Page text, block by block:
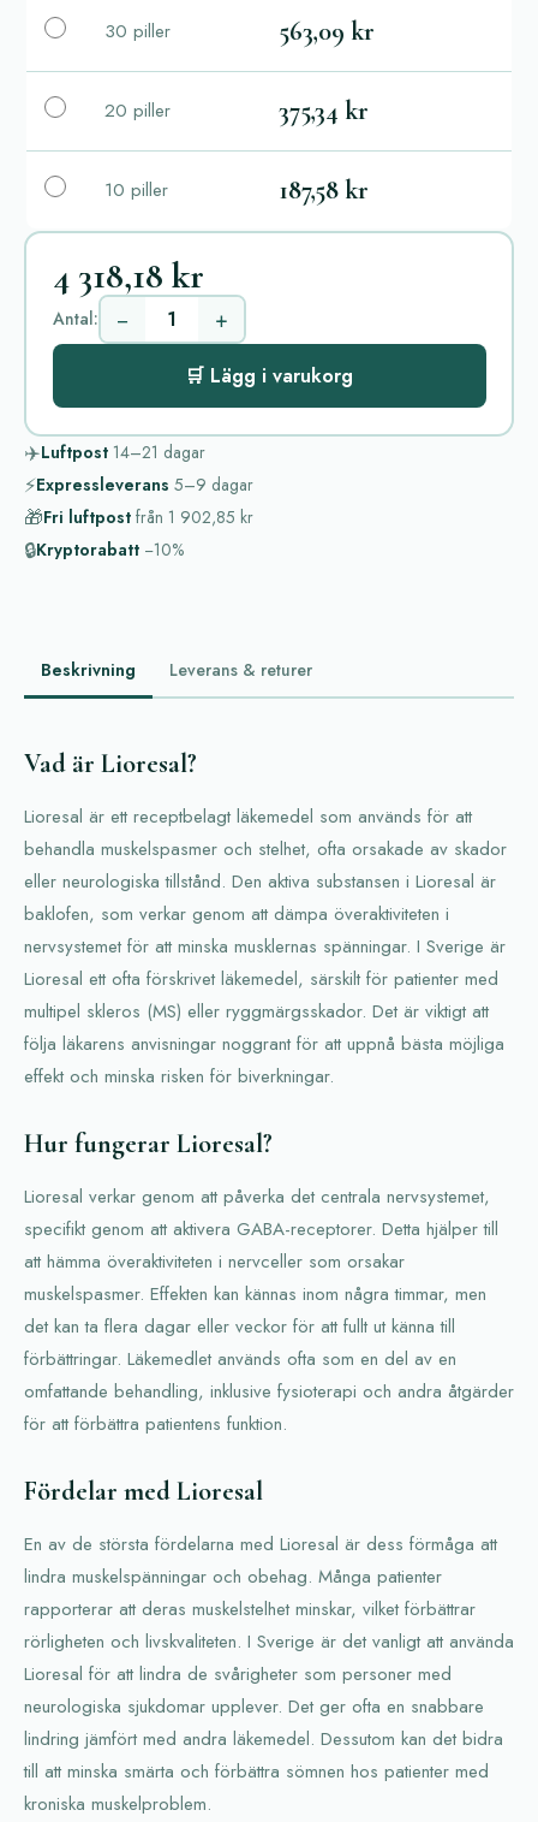
30 piller 563,09 kr
20 piller 375,34 kr
10 piller 187,58 kr
4 318,18 kr
Antal: − +
🛒 Lägg i varukorg
✈️Luftpost 14–21 dagar
⚡Expressleverans 5–9 dagar
🎁Fri luftpost från 1 902,85 kr
🔒Kryptorabatt −10%
Beskrivning Leverans & returer
Vad är Lioresal?
Lioresal är ett receptbelagt läkemedel som används för att
behandla muskelspasmer och stelhet, ofta orsakade av skador
eller neurologiska tillstånd. Den aktiva substansen i Lioresal är
baklofen, som verkar genom att dämpa överaktiviteten i
nervsystemet för att minska musklernas spänningar. I Sverige är
Lioresal ett ofta förskrivet läkemedel, särskilt för patienter med
multipel skleros (MS) eller ryggmärgsskador. Det är viktigt att
följa läkarens anvisningar noggrant för att uppnå bästa möjliga
effekt och minska risken för biverkningar.
Hur fungerar Lioresal?
Lioresal verkar genom att påverka det centrala nervsystemet,
specifikt genom att aktivera GABA-receptorer. Detta hjälper till
att hämma överaktiviteten i nervceller som orsakar
muskelspasmer. Effekten kan kännas inom några timmar, men
det kan ta flera dagar eller veckor för att fullt ut känna till
förbättringar. Läkemedlet används ofta som en del av en
omfattande behandling, inklusive fysioterapi och andra åtgärder
för att förbättra patientens funktion.
Fördelar med Lioresal
En av de största fördelarna med Lioresal är dess förmåga att
lindra muskelspänningar och obehag. Många patienter
rapporterar att deras muskelstelhet minskar, vilket förbättrar
rörligheten och livskvaliteten. I Sverige är det vanligt att använda
Lioresal för att lindra de svårigheter som personer med
neurologiska sjukdomar upplever. Det ger ofta en snabbare
lindring jämfört med andra läkemedel. Dessutom kan det bidra
till att minska smärta och förbättra sömnen hos patienter med
kroniska muskelproblem.